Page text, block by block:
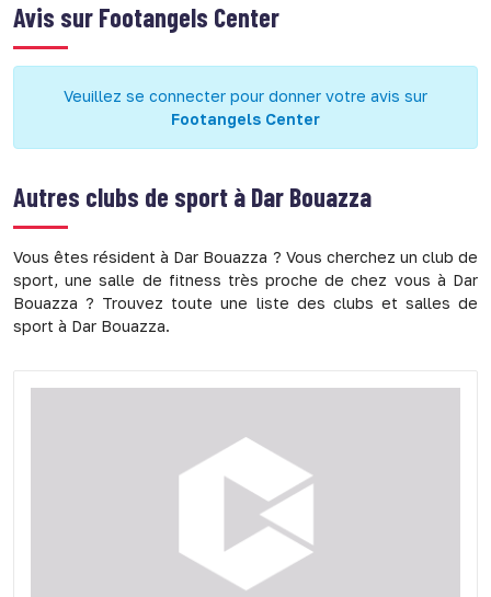
Avis sur Footangels Center
Veuillez se connecter pour donner votre avis sur
Footangels Center
Autres clubs de sport à Dar Bouazza
Vous êtes résident à Dar Bouazza ? Vous cherchez un club de
sport, une salle de fitness très proche de chez vous à Dar
Bouazza ? Trouvez toute une liste des clubs et salles de
sport à Dar Bouazza.